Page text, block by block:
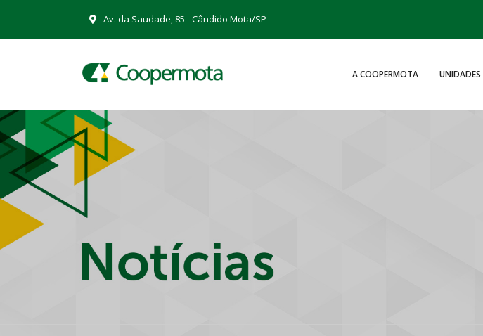
Av. da Saudade, 85 - Cândido Mota/SP
A COOPERMOTA UNIDADES